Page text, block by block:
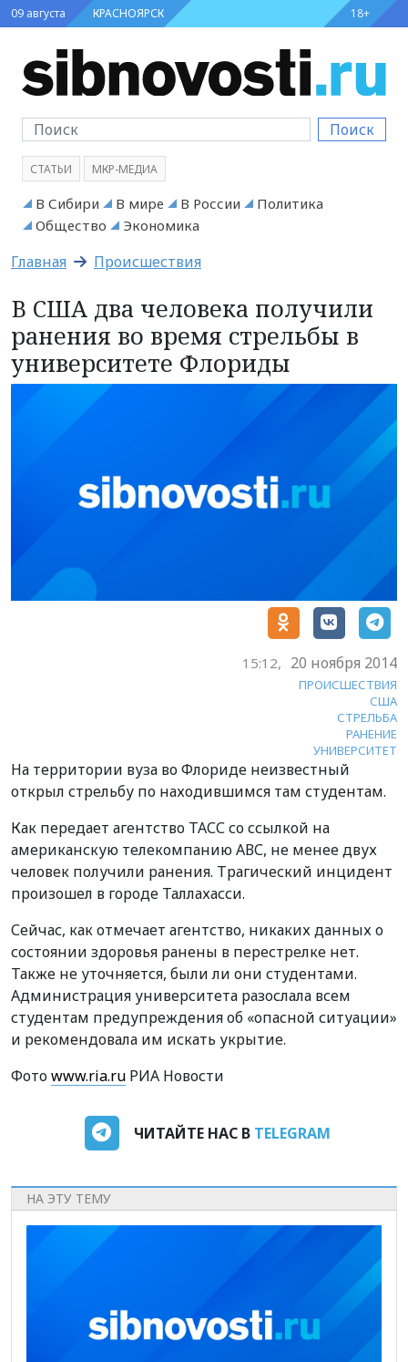
09 августа КРАСНОЯРСК 18+
Поиск
СТАТЬИ МКР-МЕДИА
В Сибири В мире В России
Политика
Общество
Экономика
Главная Происшествия
В США два человека получили
ранения во время стрельбы в
университете Флориды
15:12, 20 ноября 2014
ПРОИСШЕСТВИЯ
США
СТРЕЛЬБА
РАНЕНИЕ
УНИВЕРСИТЕТ
На территории вуза во Флориде неизвестный
открыл стрельбу по находившимся там студентам.
Как передает агентство ТАСС со ссылкой на
американскую телекомпанию АВС, не менее двух
человек получили ранения. Трагический инцидент
произошел в городе Таллахасси.
Сейчас, как отмечает агентство, никаких данных о
состоянии здоровья ранены в перестрелке нет.
Также не уточняется, были ли они студентами.
Администрация университета разослала всем
студентам предупреждения об «опасной ситуации»
и рекомендовала им искать укрытие.
Фотоwww.ria.ru РИА Новости
ЧИТАЙТЕ НАС В TELEGRAM
НА ЭТУ ТЕМУ